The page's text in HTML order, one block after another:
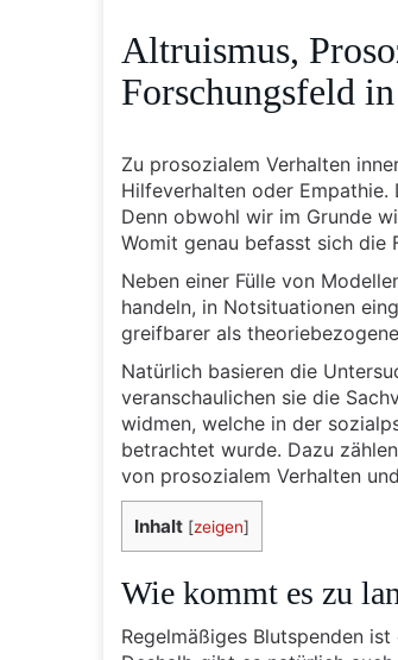
Altruismus,
Forschungsfeld
Zu prosozialem Verhalten
Hilfeverhalten oder
Denn obwohl wir im Grunde
Womit genau befasst sich die
Neben einer Fülle von
handeln, in Notsituationen
greifbarer als
Natürlich basieren die
veranschaulichen sie die
widmen, welche in der
betrachtet wurde. Dazu
von prosozialem Verhalten
Inhalt [zeigen]
Wie kommt es zu
Regelmäßiges Blutspenden